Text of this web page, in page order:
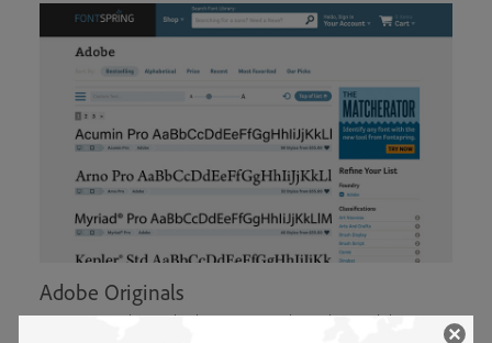
Adobe Originals
Trouvez et achetez des licences pour les polices Adobe